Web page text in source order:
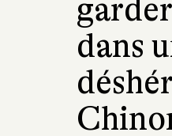
dans